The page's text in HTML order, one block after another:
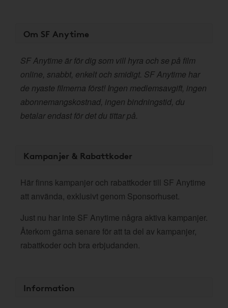
Om SF Anytime
SF Anytime är för dig som vill hyra och se på film
online, snabbt, enkelt och smidigt. SF Anytime har
de nyaste filmerna först! Ingen medlemsavgift, ingen
abonnemangskostnad, ingen bindningstid, du
betalar endast för det du tittar på.
Kampanjer & Rabattkoder
Här finns kampanjer och rabattkoder till SF Anytime
att använda, exklusivt genom Sponsorhuset.
Just nu har inte SF Anytime några aktiva kampanjer.
Återkom gärna senare för att ta del av kampanjer,
rabattkoder och bra erbjudanden.
Information